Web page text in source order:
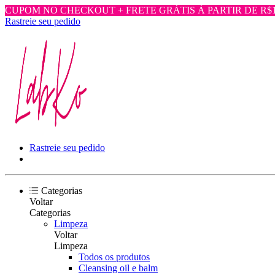
CUPOM NO CHECKOUT + FRETE GRÁTIS Á PARTIR DE
Rastreie seu pedido
Rastreie seu pedido
Categorias
Voltar
Categorias
Limpeza
Voltar
Limpeza
Todos os produtos
Cleansing oil e balm